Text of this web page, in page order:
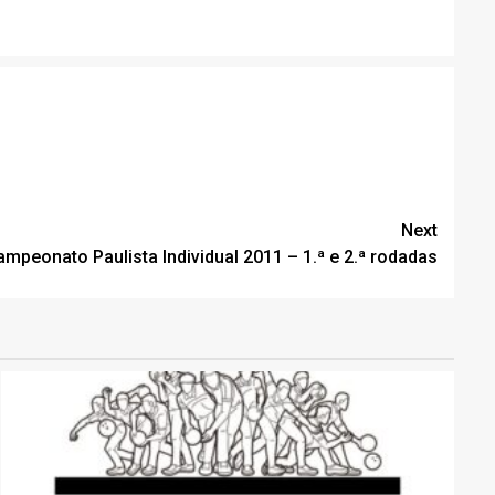
Next
Paulista Individual 2011 – 1.ª e 2.ª rodadas